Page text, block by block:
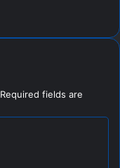
Required fields are